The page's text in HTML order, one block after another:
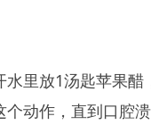
里放1汤匙苹果醋
动作，直到口腔溃